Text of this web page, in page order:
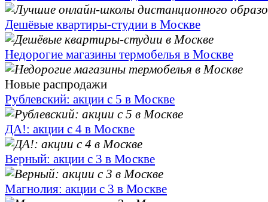
Дешёвые квартиры-студии в Москве
Недорогие магазины термобелья в Москве
Новые распродажи
Рублевский: акции с 5 в Москве
ДА!: акции с 4 в Москве
Верный: акции с 3 в Москве
Магнолия: акции с 3 в Москве